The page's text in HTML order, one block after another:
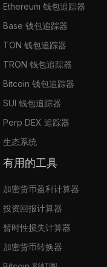
Ethereum 钱包追踪器
Base 钱包追踪器
TON 钱包追踪器
TRON 钱包追踪器
Bitcoin 钱包追踪器
SUI 钱包追踪器
Perp DEX 追踪器
生态系统
有用的工具
加密货币盈利计算器
投资回报计算器
暂时性损失计算器
加密货币转换器